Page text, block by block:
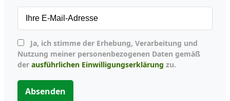
Nutzung meiner personenbezogenen Daten gemäß
der ausführlichen Einwilligungserklärung zu.
Absenden